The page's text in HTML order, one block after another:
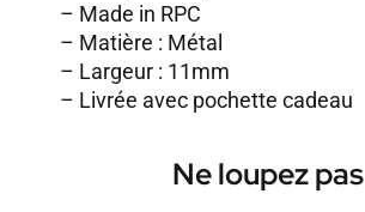
– Made in RPC
– Matière : Métal
– Largeur : 11mm
– Livrée avec pochette cadeau
Ne loupez pas